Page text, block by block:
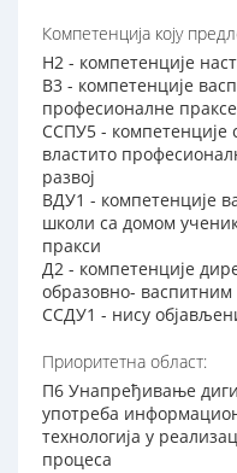
Компетенција коју
Н2 - компетенције
В3 - компетенције
професионалне праксе
ССПУ5 - компетенције
властито
развој
ВДУ1 - компетенције
школи са домом
пракси
Д2 - компетенције
образовно-
ССДУ1 - нису
Приоритетна област:
П6 Унапређивање
употреба
технологија у
процеса